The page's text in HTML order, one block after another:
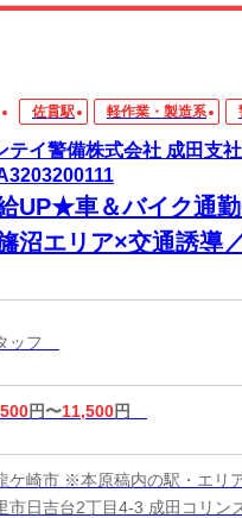
佐貫駅 軽作業・製造系
テイ警備株式会社 成田支
UP★車＆バイク通
沼エリア×交通誘導
ッフ
円〜11,500円
ケ崎市 ※本原稿内の駅・エリ
市日吉台2丁目4-3 成田コリン